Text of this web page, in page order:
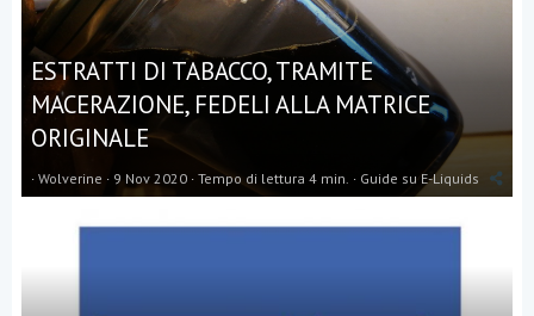
ESTRATTI DI TABACCO, TRAMITE
MACERAZIONE, FEDELI ALLA MATRICE
ORIGINALE
Wolverine 9 Nov 2020 Tempo di lettura 4 min. Guide su E-Liquids